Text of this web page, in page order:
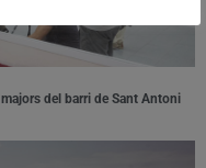
del barri de Sant Antoni